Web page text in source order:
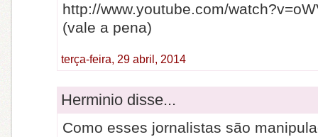
http://www.youtube.com/
(vale a pena)
terça-feira, 29 abril, 2014
Herminio disse...
Como esses jornalistas são